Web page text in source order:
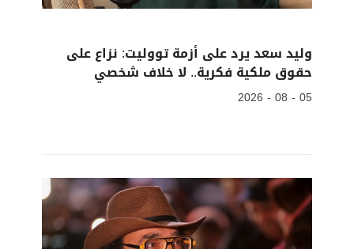
وليد سعد يرد على أزمة تووليت: نزاع على
حقوق ملكية فكرية.. لا خلاف شخصي
05 - 08 - 2026